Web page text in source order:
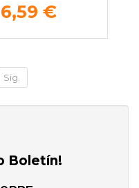
6,59 €
Sig.
Boletín!